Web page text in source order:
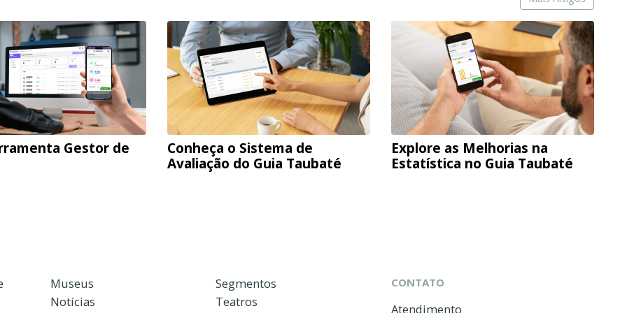
Gestor de
Conheça o Sistema de
Avaliação do Guia Taubaté
Explore as Melhorias na
Estatística no Guia Taubaté
Museus
Notícias
Segmentos
Teatros
CONTATO
Atendimento